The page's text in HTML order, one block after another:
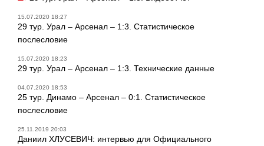
15.07.2020 18:27
29 тур. Урал – Арсенал – 1:3. Статистическое
послесловие
15.07.2020 18:23
29 тур. Урал – Арсенал – 1:3. Технические данные
04.07.2020 18:53
25 тур. Динамо – Арсенал – 0:1. Статистическое
послесловие
25.11.2019 20:03
Даниил ХЛУСЕВИЧ: интервью для Официального